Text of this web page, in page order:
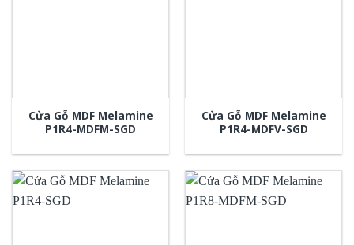
Cửa Gỗ MDF Melamine
P1R4-MDFM-SGD
Cửa Gỗ MDF Melamine
P1R4-MDFV-SGD